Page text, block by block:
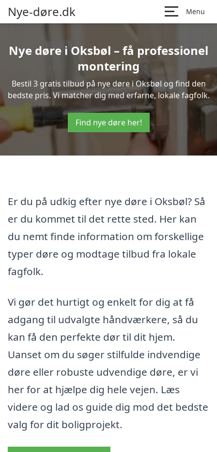
Nye-døre.dk Menu
Nye døre i Oksbøl – få professionel
montering
Bestil 3 gratis tilbud på nye døre i Oksbøl og find den
bedste pris. Vi matcher dig med erfarne, lokale fagfolk.
Find nye døre her!
Er du på udkig efter nye døre i Oksbøl? Så
er du kommet til det rette sted. Her kan
du nemt finde information om forskellige
typer døre og modtage tilbud fra lokale
fagfolk.
Vi gør det hurtigt og enkelt for dig at få
adgang til udvalgte håndværkere, så du
kan få den perfekte dør til dit hjem.
Uanset om du søger stilfulde indvendige
døre eller robuste udvendige døre, er vi
her for at hjælpe dig hele vejen. Læs
videre og lad os guide dig mod det bedste
valg for dit boligprojekt.